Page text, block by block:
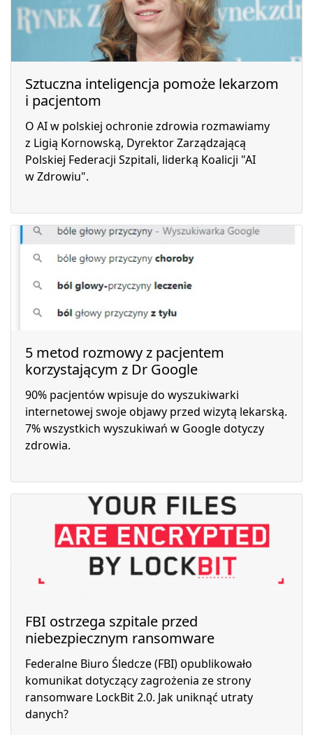
Sztuczna inteligencja pomoże lekarzom
i pacjentom
O AI w polskiej ochronie zdrowia rozmawiamy
z Ligią Kornowską, Dyrektor Zarządzającą
Polskiej Federacji Szpitali, liderką Koalicji "AI
w Zdrowiu".
5 metod rozmowy z pacjentem
korzystającym z Dr Google
90% pacjentów wpisuje do wyszukiwarki
internetowej swoje objawy przed wizytą lekarską.
7% wszystkich wyszukiwań w Google dotyczy
zdrowia.
FBI ostrzega szpitale przed
niebezpiecznym ransomware
Federalne Biuro Śledcze (FBI) opublikowało
komunikat dotyczący zagrożenia ze strony
ransomware LockBit 2.0. Jak uniknąć utraty
danych?